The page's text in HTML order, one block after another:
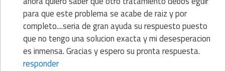
para que este problema se acabe de raiz y por
completo....seria de gran ayuda su respuesto puesto
que no tengo una solucion exacta y mi desesperacion
es inmensa. Gracias y espero su pronta respuesta.
responder